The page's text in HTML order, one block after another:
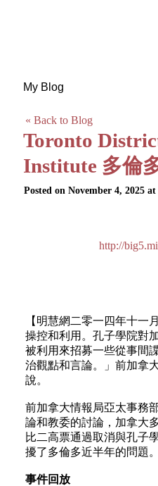
My Blog
« Back to Blog
Toronto
Institute 多倫
Posted on November 4, 2025
http://
【明慧網二零一四年十
操控和利用。孔子學院對
被利用來招募一些從事間
治觀點和言論。」前加拿
說。
前加拿大情報局亞太事務
論和教委的討論，加拿大
比二高票通過取消與孔子
擾了多倫多近半年的問題。
事件回放